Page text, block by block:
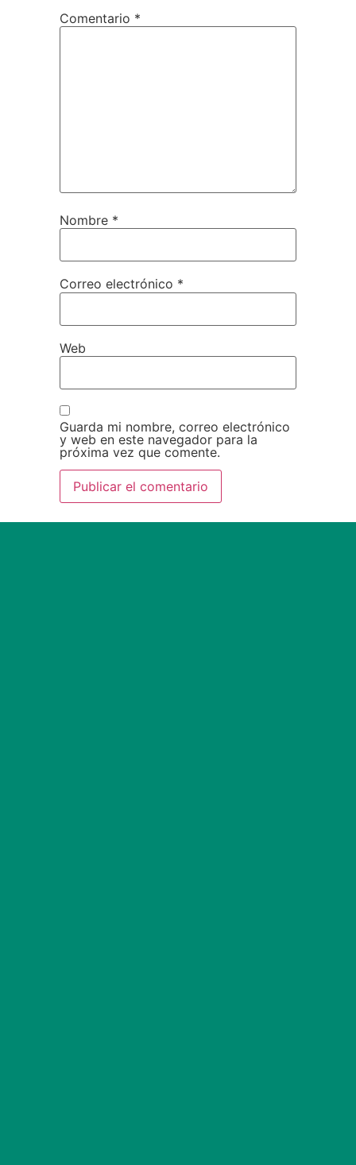
Comentario *
Nombre *
Correo electrónico *
Web
Guarda mi nombre, correo electrónico
y web en este navegador para la
próxima vez que comente.